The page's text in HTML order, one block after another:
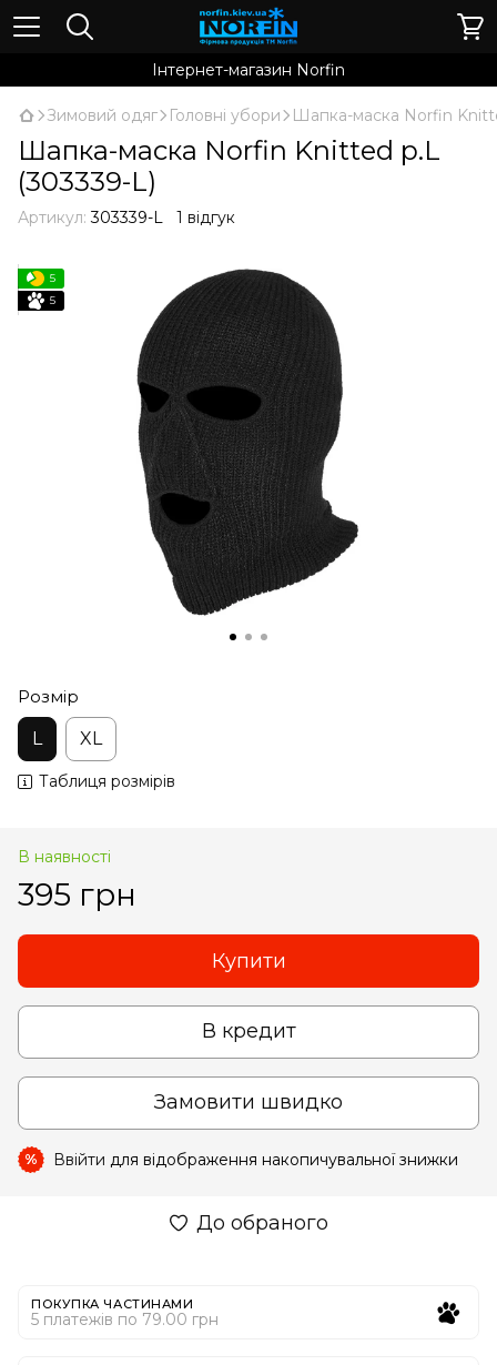
Інтернет-магазин Norfin
Зимовий одяг Головні убори Шапка-маска Norfin
Шапка-маска Norfin Knitted р.L
(303339-L)
Артикул: 303339-L 1 відгук
5
5
Розмір
L
XL
Таблиця розмірів
В наявності
395 грн
Купити
В кредит
Замовити швидко
% Ввійти для відображення накопичувальної знижки
До обраного
ПОКУПКА ЧАСТИНАМИ
5 платежів по 79.00 грн